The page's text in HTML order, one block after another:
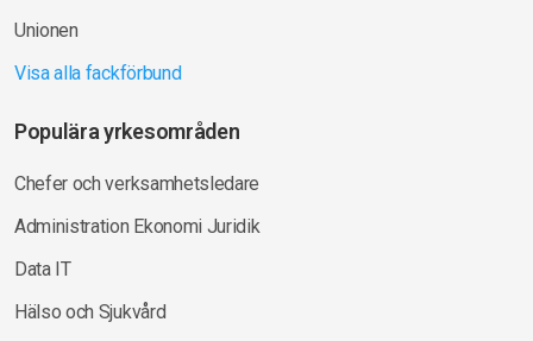
Unionen
Visa alla fackförbund
Populära yrkesområden
Chefer och verksamhetsledare
Administration Ekonomi Juridik
Data IT
Hälso och Sjukvård